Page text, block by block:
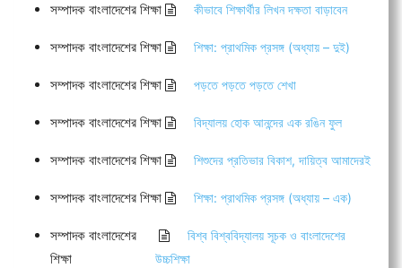
সম্পাদক বাংলাদেশের শিক্ষা কীভাবে শিক্ষার্থীর লিখন দক্ষতা বাড়াবেন
সম্পাদক বাংলাদেশের শিক্ষা শিক্ষা: প্রাথমিক প্রসঙ্গ (অধ্যায় – দুই)
সম্পাদক বাংলাদেশের শিক্ষা পড়তে পড়তে পড়তে শেখা
সম্পাদক বাংলাদেশের শিক্ষা বিদ্যালয় হোক আনন্দের এক রঙিন ফুল
সম্পাদক বাংলাদেশের শিক্ষা শিশুদের প্রতিভার বিকাশ, দায়িত্ব আমাদেরই
সম্পাদক বাংলাদেশের শিক্ষা শিক্ষা: প্রাথমিক প্রসঙ্গ (অধ্যায় – এক)
সম্পাদক বাংলাদেশের
শিক্ষা
বিশ্ব বিশ্ববিদ্যালয় সূচক ও বাংলাদেশের
উচ্চশিক্ষা